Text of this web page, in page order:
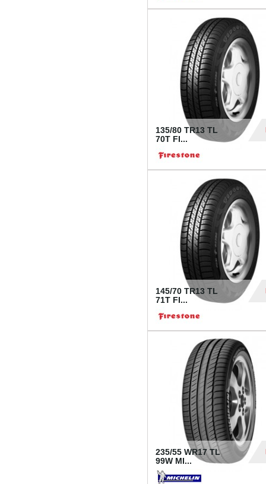
135/80 TR13 TL
70T FI...
145/70 TR13 TL
71T FI...
235/55 WR17 TL
99W MI...